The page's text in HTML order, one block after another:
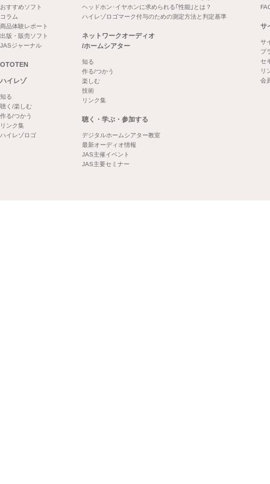
おすすめソフト
コラム
商品体験レポート
出版・販売ソフト
JASジャーナル
OTOTEN
ハイレゾ
知る
聴く/楽しむ
作る/つかう
リンク集
ハイレゾロゴ
ヘッドホン･イヤホンに求められる｢性能｣とは？
ハイレゾロゴマーク付与のための測定方法と判定基準
ネットワークオーディオ
/ホームシアター
知る
作る/つかう
楽しむ
技術
リンク集
聴く・学ぶ・参加する
デジタルホームシアター教室
最新オーディオ情報
JAS主催イベント
JAS主要セミナー
サ
サ
プ
セ
リ
会